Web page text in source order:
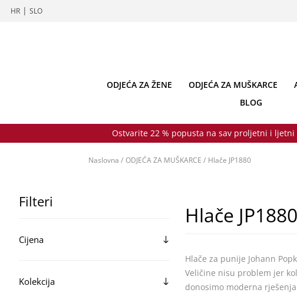
HR | SLO
ODJEĆA ZA ŽENE ODJEĆA ZA MUŠKARCE
BLOG
Ostvarite 22 % popusta na sav proljetni i
Naslovna / ODJEĆA ZA MUŠKARCE / Hlače JP1880
Filteri
Cijena
Kolekcija
Hlače JP1880
Hlače za punije Johann
Veličine nisu problem jer
donosimo moderna